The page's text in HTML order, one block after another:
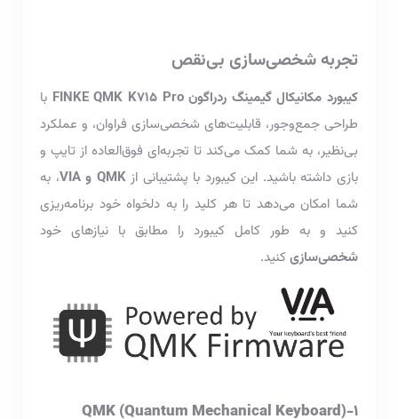
تجربه شخصی‌سازی بی‌نقص
کیبورد مکانیکال گیمینگ ردراگون FINKE QMK K715 Pro
با
طراحی جمع‌وجور، قابلیت‌های شخصی‌سازی فراوان، و عملکرد
بی‌نظیر، به شما کمک می‌کند تا تجربه‌ای فوق‌العاده از تایپ و
بازی داشته باشید. این کیبورد با پشتیبانی ازQMK و VIA
، به
شما امکان می‌دهد تا هر کلید را به دلخواه خود برنامه‌ریزی
کنید و به طور کامل کیبورد را مطابق با نیازهای خود
شخصی‌سازیکنید.
QMK (Quantum Mechanical Keyboard)-1